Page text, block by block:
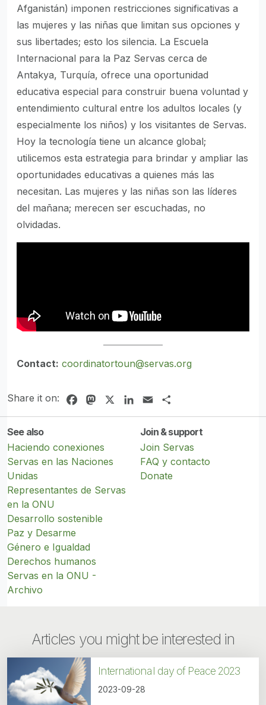
Afganistán) imponen restricciones significativas a
las mujeres y las niñas que limitan sus opciones y
sus libertades; esto los silencia. La Escuela
Internacional para la Paz Servas cerca de
Antakya, Turquía, ofrece una oportunidad
educativa especial para construir buena voluntad y
entendimiento cultural entre los adultos locales (y
especialmente los niños) y los visitantes de Servas.
Hoy la tecnología tiene un alcance global;
utilicemos esta estrategia para brindar y ampliar las
oportunidades educativas a quienes más las
necesitan. Las mujeres y las niñas son las líderes
del mañana; merecen ser escuchadas, no
olvidadas.
Contact: coordinatortoun@servas.org
Share it on: FacebookMastodonLinkedIn
Email
See also
Haciendo conexiones
Servas en las Naciones
Unidas
Representantes de Servas
en la ONU
Desarrollo sostenible
Paz y Desarme
Género e Igualdad
Derechos humanos
Servas en la ONU -
Archivo
Join & support
Join Servas
FAQ y contacto
Donate
Articles you might be interested in
International day of Peace 2023
2023-09-28